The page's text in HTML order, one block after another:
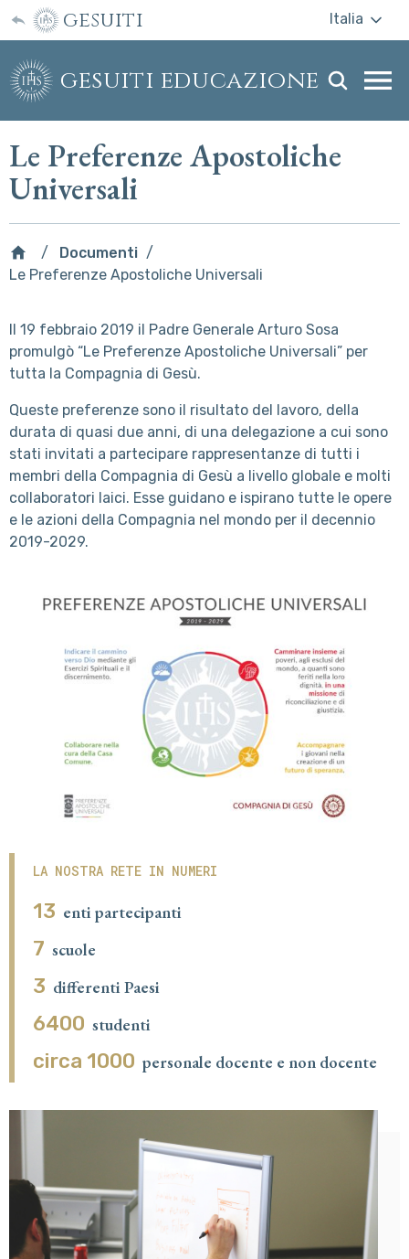
gesuiti Italia
gesuiti educazione
Le Preferenze Apostoliche
Universali
Documenti
Le Preferenze Apostoliche Universali
Il 19 febbraio 2019 il Padre Generale Arturo Sosa
promulgò “Le Preferenze Apostoliche Universali” per
tutta la Compagnia di Gesù.
Queste preferenze sono il risultato del lavoro, della
durata di quasi due anni, di una delegazione a cui sono
stati invitati a partecipare rappresentanze di tutti i
membri della Compagnia di Gesù a livello globale e molti
collaboratori laici. Esse guidano e ispirano tutte le opere
e le azioni della Compagnia nel mondo per il decennio
2019-2029.
LA NOSTRA RETE IN NUMERI
13 enti partecipanti
7 scuole
3 differenti Paesi
6400 studenti
circa 1000 personale docente e non docente